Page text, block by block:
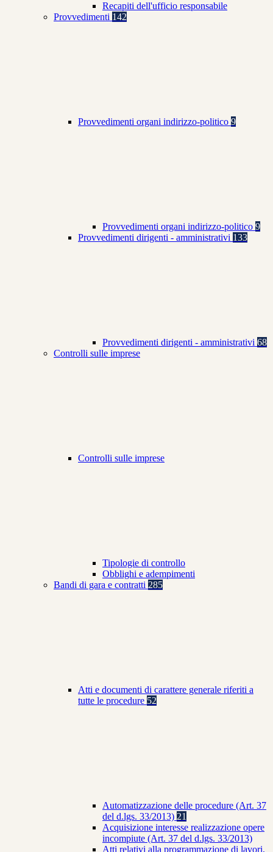
Recapiti dell'ufficio responsabile
Provvedimenti 142
Provvedimenti organi indirizzo-politico 9
Provvedimenti organi indirizzo-politico 9
Provvedimenti dirigenti - amministrativi 133
Provvedimenti dirigenti - amministrativi 68
Controlli sulle imprese
Controlli sulle imprese
Tipologie di controllo
Obblighi e adempimenti
Bandi di gara e contratti 285
Atti e documenti di carattere generale riferiti a
tutte le procedure 52
Automatizzazione delle procedure (Art. 37
del d.lgs. 33/2013) 21
Acquisizione interesse realizzazione opere
incompiute (Art. 37 del d.lgs. 33/2013)
Atti relativi alla programmazione di lavori,